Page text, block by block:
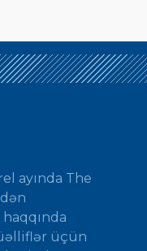
ayında The
üçün